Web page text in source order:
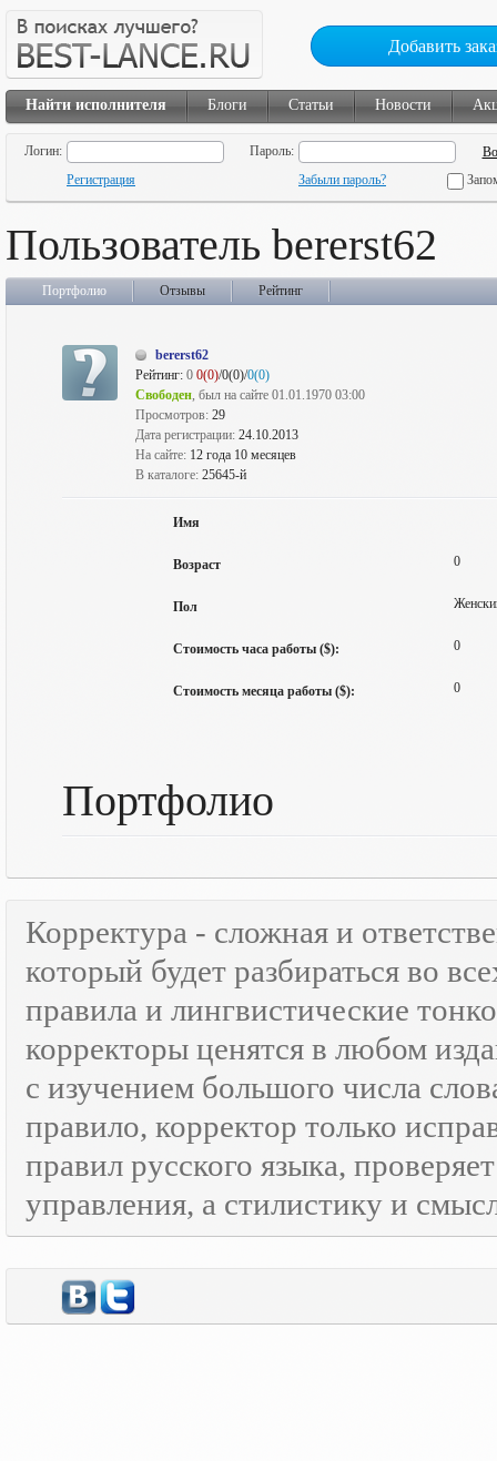
Добавить
Найти исполнителя Блоги Статьи Новости
Логин:
Пароль:
Регистрация
Забыли пароль?
Пользователь bererst62
Портфолио Отзывы Рейтинг
bererst62
Рейтинг: 0 0(0)/0(0)/0(0)
Свободен, был на сайте 01.01.1970 03:00
Просмотров: 29
Дата регистрации: 24.10.2013
На сайте: 12 года 10 месяцев
В каталоге: 25645-й
Имя
Возраст 0
Пол
Стоимость часа работы ($): 0
Стоимость месяца работы ($): 0
Портфолио
Корректура - сложная и
который будет разбираться во
правила и лингвистические
корректоры ценятся в любом
с изучением большого числа
правило, корректор только
правил русского языка,
управления, а стилистику и